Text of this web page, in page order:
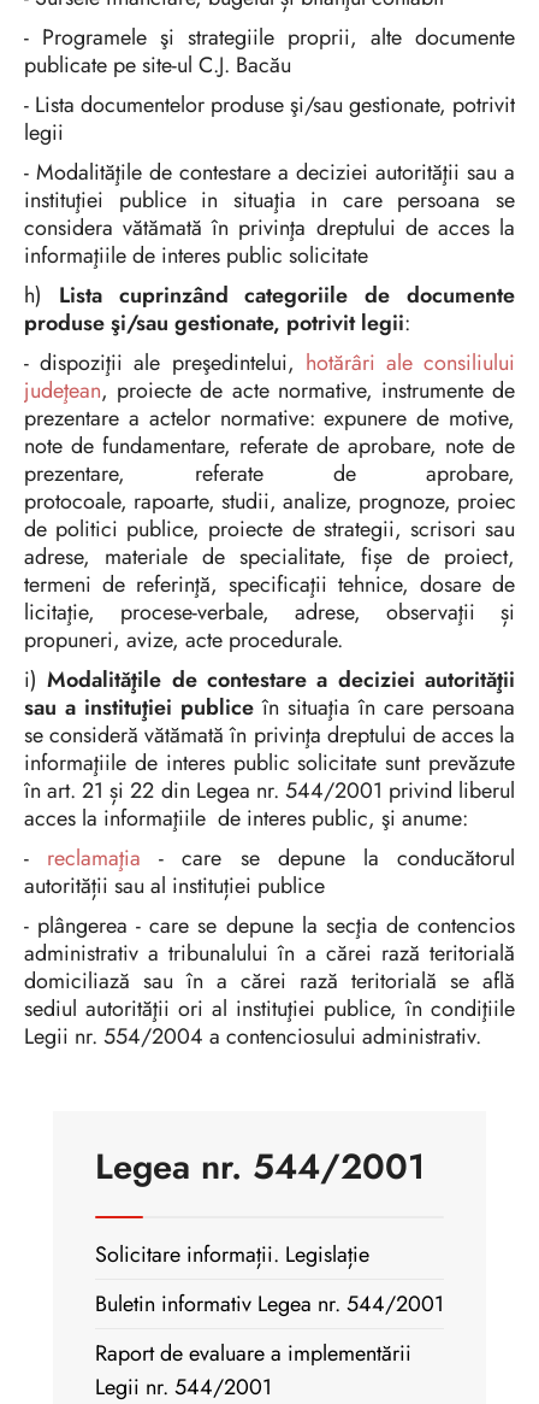
- Programele şi strategiile proprii, alte documente
publicate pe site-ul C.J. Bacău
- Lista documentelor produse şi/sau gestionate, potrivit
legii
- Modalităţile de contestare a deciziei autorităţii sau a
instituţiei publice in situaţia in care persoana se
considera vătămată în privinţa dreptului de acces la
informaţiile de interes public solicitate
h) Lista cuprinzând categoriile de documente
produse şi/sau gestionate, potrivit legii:
- dispoziţii ale preşedintelui, hotărâri ale consiliului
judeţean, proiecte de acte normative, instrumente de
prezentare a actelor normative: expunere de motive,
note de fundamentare, referate de aprobare, note de
prezentare, referate de aprobare,
protocoale, rapoarte, studii, analize, prognoze, proiecte
de politici publice, proiecte de strategii, scrisori sau
adrese, materiale de specialitate, fișe de proiect,
termeni de referinţă, specificaţii tehnice, dosare de
licitaţie, procese-verbale, adrese, observaţii și
propuneri, avize, acte procedurale.
i)Modalităţile de contestare a deciziei autorităţii
sau a instituţiei publice în situaţia în care persoana
se consideră vătămată în privinţa dreptului de acces la
informaţiile de interes public solicitate sunt prevăzute
în art. 21 și 22 din Legea nr. 544/2001 privind liberul
acces la informaţiile de interes public, şi anume:
- reclamaţia - care se depune la conducătorul
autorității sau al instituției publice
- plângerea - care se depune la secţia de contencios
administrativ a tribunalului în a cărei rază teritorială
domiciliază sau în a cărei rază teritorială se află
sediul autorităţii ori al instituţiei publice, în condiţiile
Legii nr. 554/2004 a contenciosului administrativ.
Legea nr. 544/2001
Solicitare informații. Legislație
Buletin informativ Legea nr. 544/2001
Raport de evaluare a implementării
Legii nr. 544/2001